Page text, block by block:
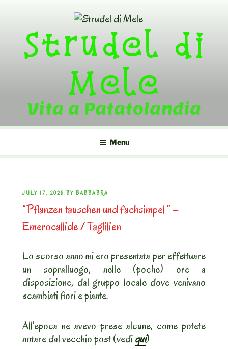
contentStrudel di
Mele
Vita a Patatolandia
Menu
POSTED
ON
JULY 17, 2025 BY BABBABRA
“Pflanzen tauschen und fachsimpel ” –
Emerocallide / Taglilien
Lo scorso anno mi ero presentata per effettuare
un sopralluogo, nelle (poche) ore a
disposizione, dal gruppo locale dove venivano
scambiati fiori e piante.
All’epoca ne avevo prese alcune, come potete
notare dal vecchio post (vediqui)